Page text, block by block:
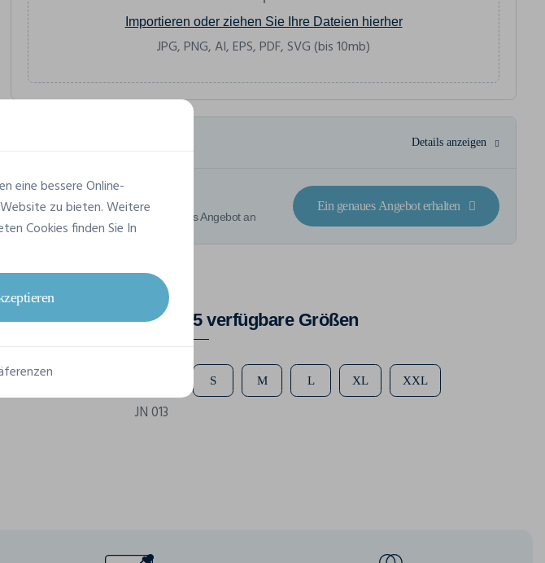
Importieren oder ziehen Sie Ihre Dateien hierher
JPG, PNG, AI, EPS, PDF, SVG (bis 10mb)
Details anzeigen
Preis auf Anfrage
Fordern Sie Ihr maßgeschneidertes Angebot an
Ein genaues Angebot erhalten
JN 013
5 verfügbare Größen
S M L XL XXL
eine bessere Online-
zu bieten. Weitere
Cookies finden Sie In